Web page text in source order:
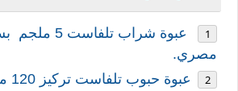
عبوة شراب تلفاست 5 ملجم
مصري.